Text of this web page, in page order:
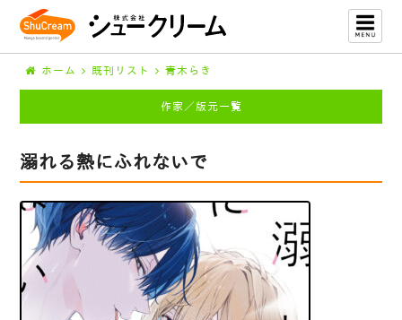
ホーム 既刊リスト 青木らき
作家／版元一覧
溺れる熱にふれないで